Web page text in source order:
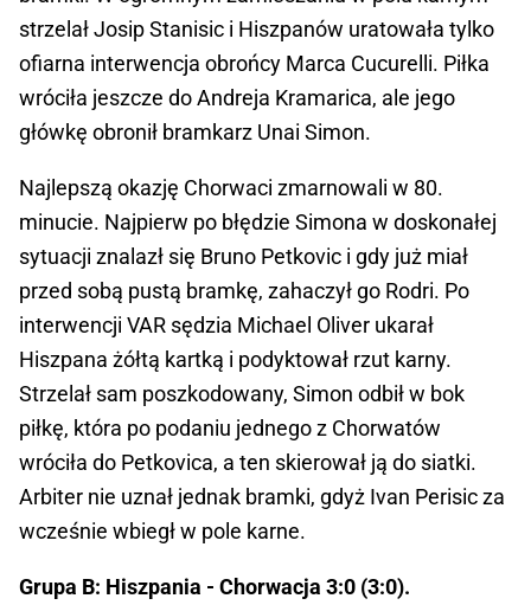
strzelał Josip Stanisic i Hiszpanów uratowała tylko
ofiarna interwencja obrońcy Marca Cucurelli. Piłka
wróciła jeszcze do Andreja Kramarica, ale jego
główkę obronił bramkarz Unai Simon.
Najlepszą okazję Chorwaci zmarnowali w 80.
minucie. Najpierw po błędzie Simona w doskonałej
sytuacji znalazł się Bruno Petkovic i gdy już miał
przed sobą pustą bramkę, zahaczył go Rodri. Po
interwencji VAR sędzia Michael Oliver ukarał
Hiszpana żółtą kartką i podyktował rzut karny.
Strzelał sam poszkodowany, Simon odbił w bok
piłkę, która po podaniu jednego z Chorwatów
wróciła do Petkovica, a ten skierował ją do siatki.
Arbiter nie uznał jednak bramki, gdyż Ivan Perisic za
wcześnie wbiegł w pole karne.
Grupa B: Hiszpania - Chorwacja 3:0 (3:0).